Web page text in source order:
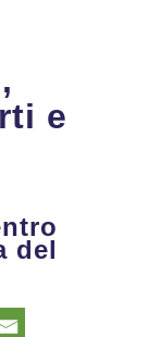
e
del